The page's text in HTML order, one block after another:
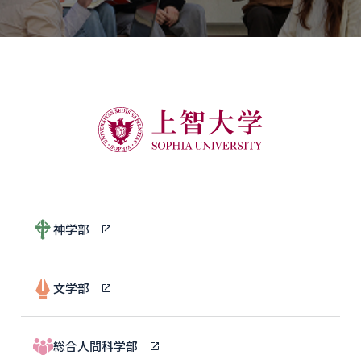
神学部
文学部
総合人間科学部